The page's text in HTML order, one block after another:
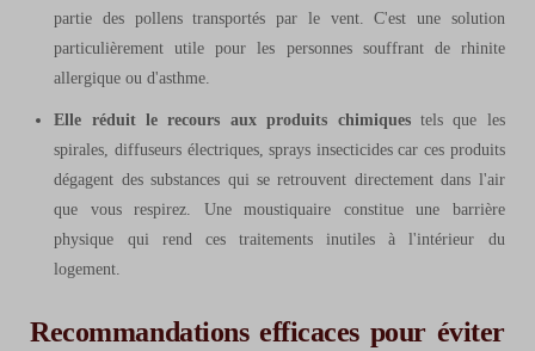
partie des pollens transportés par le vent. C'est une solution
particulièrement utile pour les personnes souffrant de rhinite
allergique ou d'asthme.
Elle réduit le recours aux produits chimiques tels que les
spirales, diffuseurs électriques, sprays insecticides car ces produits
dégagent des substances qui se retrouvent directement dans l'air
que vous respirez. Une moustiquaire constitue une barrière
physique qui rend ces traitements inutiles à l'intérieur du
logement.
Recommandations efficaces pour éviter